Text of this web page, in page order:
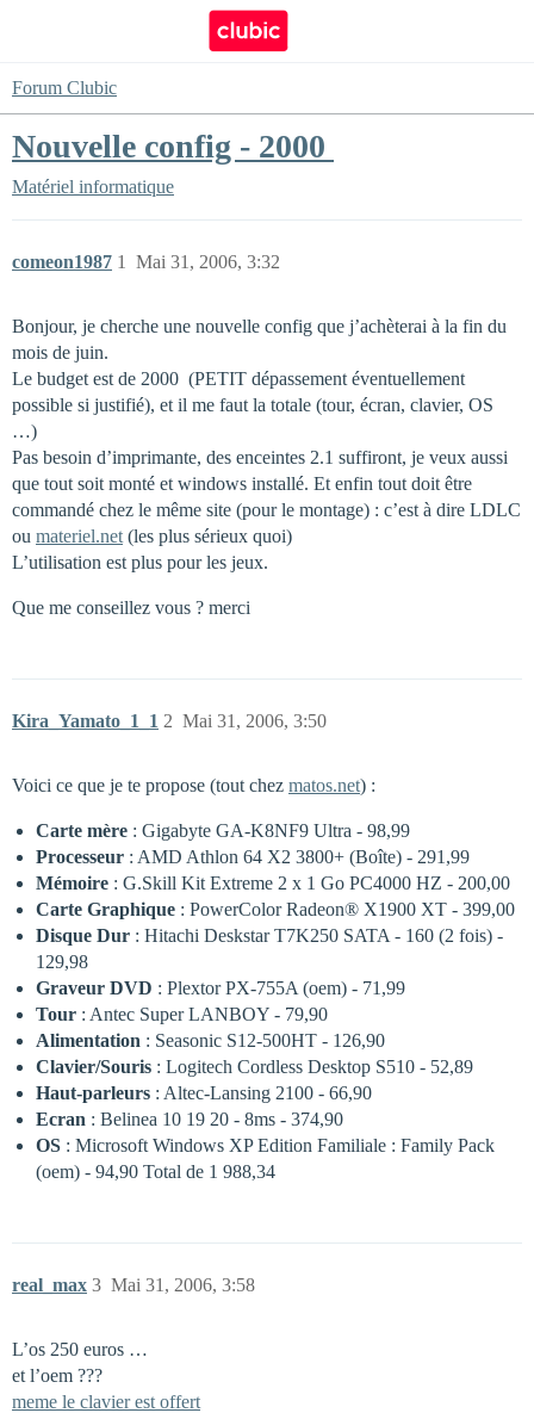
Forum Clubic
Nouvelle config - 2000 
Matériel informatique
comeon1987 Mai 31, 2006, 3:32
1
Bonjour, je cherche une nouvelle config que j’achèterai à la fin du
mois de juin.
Le budget est de 2000  (PETIT dépassement éventuellement
possible si justifié), et il me faut la totale (tour, écran, clavier, OS
…)
Pas besoin d’imprimante, des enceintes 2.1 suffiront, je veux aussi
que tout soit monté et windows installé. Et enfin tout doit être
commandé chez le même site (pour le montage) : c’est à dire LDLC
ou materiel.net (les plus sérieux quoi)
L’utilisation est plus pour les jeux.
Que me conseillez vous ? merci
Kira_Yamato_1_1 Mai 31, 2006, 3:50
2
Voici ce que je te propose (tout chez matos.net) :
Carte mère : Gigabyte GA-K8NF9 Ultra - 98,99 
Processeur : AMD Athlon 64 X2 3800+ (Boîte) - 291,99 
Mémoire : G.Skill Kit Extreme 2 x 1 Go PC4000 HZ - 200,00 
Carte Graphique : PowerColor Radeon® X1900 XT - 399,00 
Disque Dur : Hitachi Deskstar T7K250 SATA - 160 (2 fois) -
129,98 
Graveur DVD : Plextor PX-755A (oem) - 71,99 
Tour : Antec Super LANBOY - 79,90 
Alimentation : Seasonic S12-500HT - 126,90 
Clavier/Souris : Logitech Cordless Desktop S510 - 52,89 
Haut-parleurs : Altec-Lansing 2100 - 66,90 
Ecran : Belinea 10 19 20 - 8ms - 374,90 
OS : Microsoft Windows XP Edition Familiale : Family Pack
(oem) - 94,90 Total de 1 988,34 
real_max Mai 31, 2006, 3:58
3
L’os 250 euros …
et l’oem ???
meme le clavier est offert